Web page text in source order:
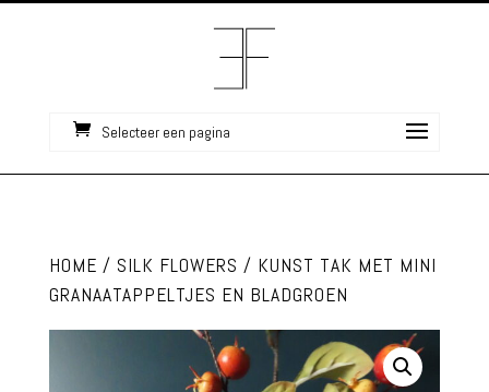
Selecteer een pagina
HOME / SILK FLOWERS / KUNST TAK MET MINI
GRANAATAPPELTJES EN BLADGROEN